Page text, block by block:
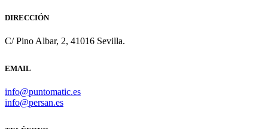
DIRECCIÓN
C/ Pino Albar, 2, 41016 Sevilla.
EMAIL
info@puntomatic.es
info@persan.es